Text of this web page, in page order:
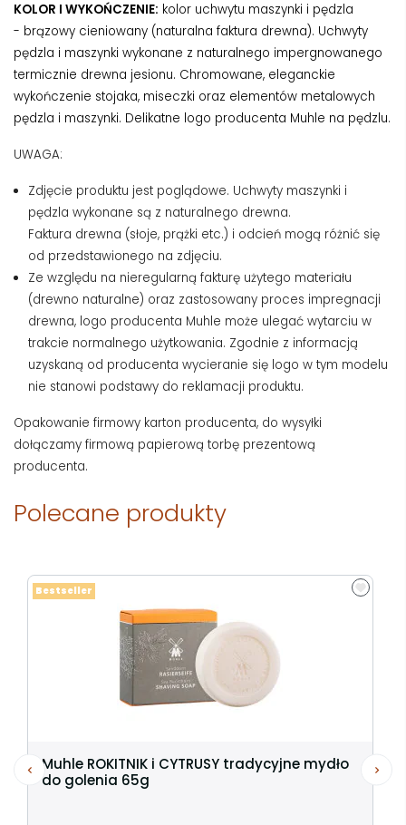
KOLOR I WYKOŃCZENIE: kolor uchwytu maszynki i pędzla
- brązowy cieniowany (naturalna faktura drewna). Uchwyty
pędzla i maszynki wykonane z naturalnego impergnowanego
termicznie drewna jesionu. Chromowane, eleganckie
wykończenie stojaka, miseczki oraz elementów metalowych
pędzla i maszynki. Delikatne logo producenta Muhle na pędzlu.
UWAGA:
Zdjęcie produktu jest poglądowe. Uchwyty maszynki i
pędzla wykonane są z naturalnego drewna.
Faktura drewna (słoje, prążki etc.) i odcień mogą różnić się
od przedstawionego na zdjęciu.
Ze względu na nieregularną fakturę użytego materiału
(drewno naturalne) oraz zastosowany proces impregnacji
drewna, logo producenta Muhle może ulegać wytarciu w
trakcie normalnego użytkowania. Zgodnie z informacją
uzyskaną od producenta wycieranie się logo w tym modelu
nie stanowi podstawy do reklamacji produktu.
Opakowanie firmowy karton producenta, do wysyłki
dołączamy firmową papierową torbę prezentową
producenta.
Polecane produkty
Muhle ROKITNIK i CYTRUSY tradycyjne mydło
do golenia 65g
Bestseller